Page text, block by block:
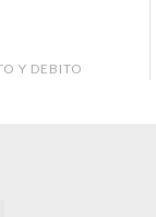
Y DEBITO